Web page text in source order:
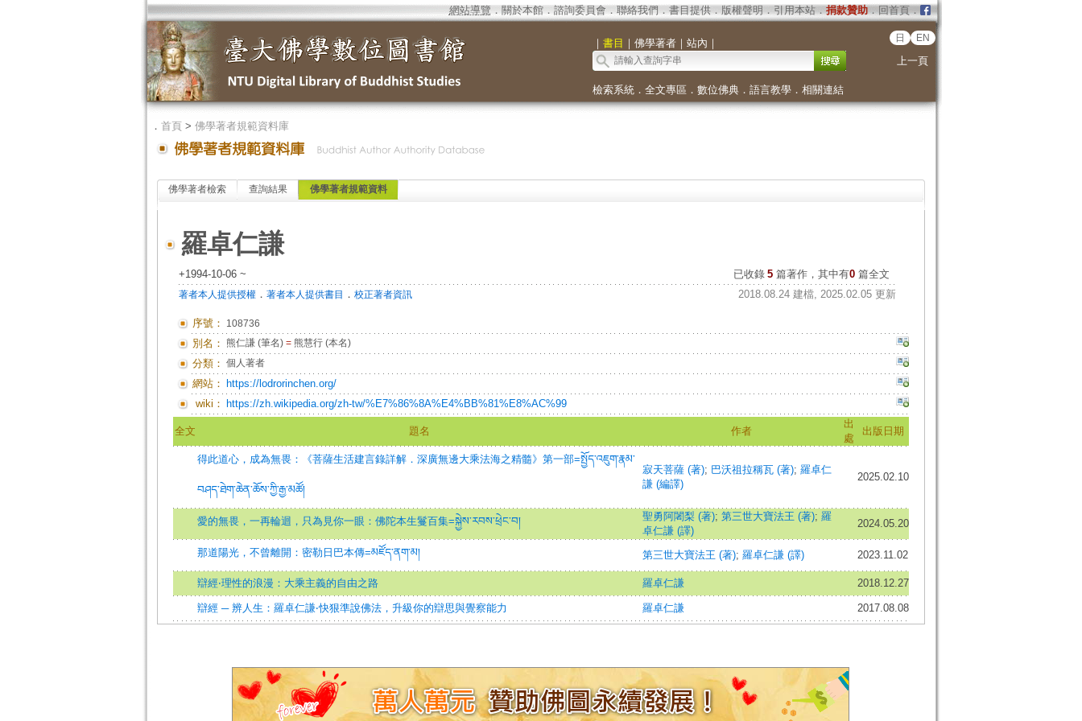
網站導覽 ． 關於本館． 諮詢委員會． 聯絡我們 ． 書目提供． 版權聲明 ． 引用本站． 捐款贊助．回首頁．
｜ 書目 ｜ 佛學著者｜ 站內 ｜ 日 EN
上一頁
檢索系統． 全文專區 ． 數位佛典． 語言教學． 相關連結
． 首頁> 佛學著者規範資料庫
佛學著者檢索 查詢結果 佛學著者規範資料
羅卓仁謙
+1994-10-06 ~ 已收錄 5 篇著作，其中有0篇全文
著者本人提供授權． 著者本人提供書目 ． 校正著者資訊 2018.08.24 建檔, 2025.02.05 更新
序號： 108736
別名： 熊仁謙 (筆名) =熊慧行 (本名)
分類： 個人著者
網站：
https://lodrorinchen.org/
wiki：
https://zh.wikipedia.org/zh-tw/%E7%86%8A%E4%BB%81%E8%AC%99
全文 題名 作者
出
處
出版日期
得此道心，成為無畏：《菩薩生活建言錄詳解．深廣無邊大乘法海之精髓》第一部=སྤྱོད་འཇུག་རྣམ་
བཤད་ཐེག་ཆེན་ཆོས་ཀྱི་རྒྱ་མཚོ།
寂天菩薩 (著); 巴沃祖拉稱瓦 (著); 羅卓仁
謙 (編譯)
2025.02.10
愛的無畏，一再輪迴，只為見你一眼：佛陀本生鬘百集=སྐྱེས་རབས་ཕྲེང་བ། 聖勇阿闍梨 (著); 第三世大寶法王 (著); 羅
卓仁謙 (譯)
2024.05.20
那道陽光，不曾離開：密勒日巴本傳=མཛོད་ནག་མ། 第三世大寶法王 (著); 羅卓仁謙 (譯) 2023.11.02
辯經‧理性的浪漫：大乘主義的自由之路 羅卓仁謙 2018.12.27
辯經 ─ 辨人生：羅卓仁謙‧快狠準說佛法，升級你的辯思與覺察能力 羅卓仁謙 2017.08.08